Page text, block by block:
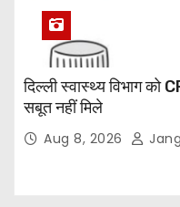
दिल्ली स्वास्थ्य विभाग को
सबूत नहीं मिले
Aug 8, 2026